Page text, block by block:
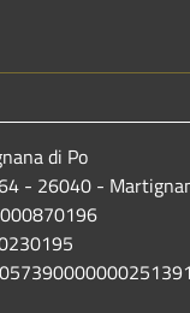
di Po
- 26040 -